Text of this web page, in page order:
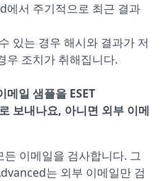
에서 주기적으로 최근 결과
있는 경우 해시와 결과가 저
우 조치가 취해집니다.
일 샘플을 ESET
보내나요, 아니면 외부 이메
이메일을 검사합니다. 그
는 외부 이메일만 검